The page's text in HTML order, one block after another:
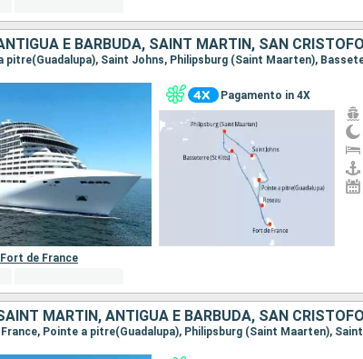
Pagamento in 4X
Fort de France